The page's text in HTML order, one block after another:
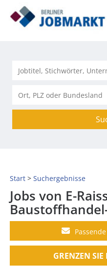
Start Suchergebnisse
Jobs von E-
GRENZEN SIE